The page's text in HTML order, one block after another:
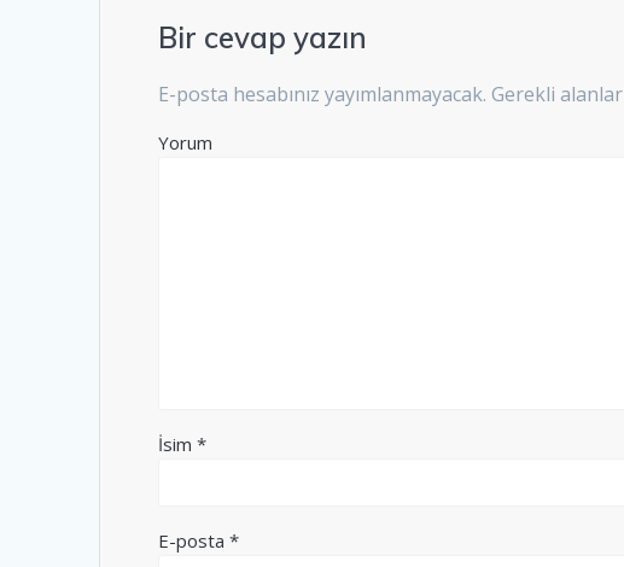
Bir cevap yazın
E-posta hesabınız yayımlanmayacak. Gerekli alanlar
Yorum
İsim*
E-posta*